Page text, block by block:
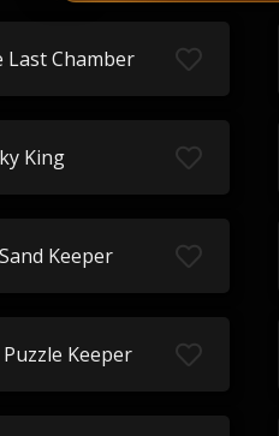
Last Chamber
King
Keeper
Keeper